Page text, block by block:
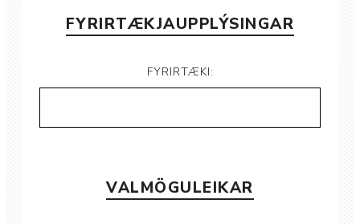
FYRIRTÆKJAUPPLÝSINGAR
FYRIRTÆKI:
VALMÖGULEIKAR